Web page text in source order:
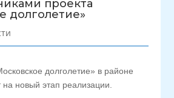
проекта
долголетие»
долголетие» в районе
новый этап реализации.